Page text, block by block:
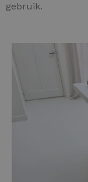
gebruik.